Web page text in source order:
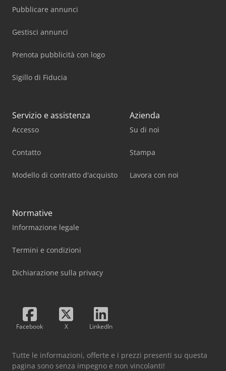
Pubblicare annunci
Gestisci annunci
Prenota pubblicità con logo
Sigillo di Fiducia
Servizio e assistenza
Accesso
Contatto
Modello di contratto d'acquisto
Azienda
Su di noi
Stampa
Lavora con noi
Normative
Informazione legale
Termini e condizioni
Dichiarazione sulla privacy
Facebook X LinkedIn
Tutte le informazioni, offerte e i prezzi presenti su questa
pagina sono senza impegno e non vincolanti!